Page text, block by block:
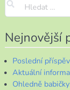
Nejnovější
Poslední
Aktuální
Ohledně